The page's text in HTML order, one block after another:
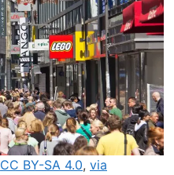
CC BY-SA 4.0, via